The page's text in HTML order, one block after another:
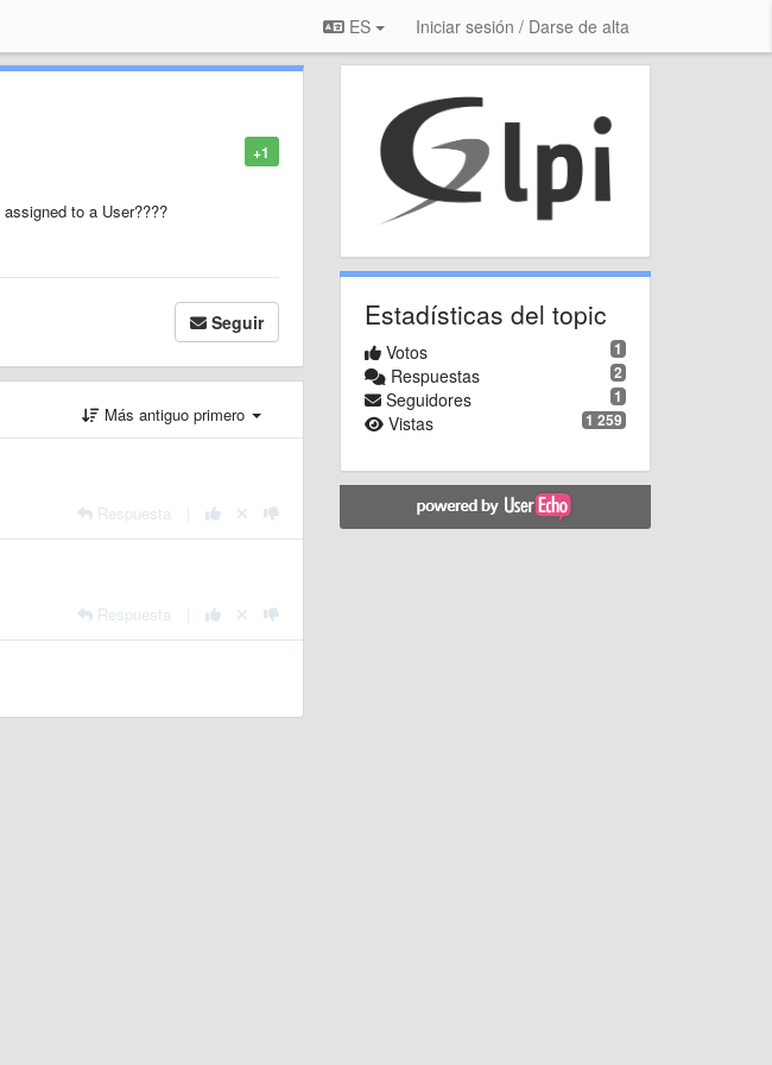
ES Iniciar sesión / Darse de alta
+1
to a User????
Seguir
Más antiguo primero
Respuesta
Respuesta
Estadísticas del topic
1
Votos
2
Respuestas
1
Seguidores
1 259
Vistas